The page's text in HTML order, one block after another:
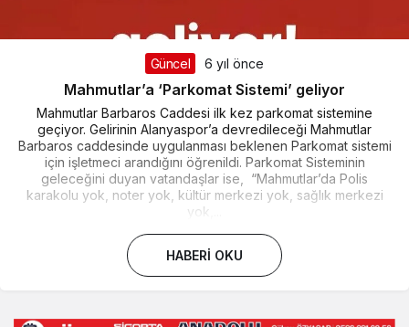
Güncel 6 yıl önce
Mahmutlar’a ‘Parkomat Sistemi’ geliyor
Mahmutlar Barbaros Caddesi ilk kez parkomat sistemine
geçiyor. Gelirinin Alanyaspor’a devredileceği Mahmutlar
Barbaros caddesinde uygulanması beklenen Parkomat sistemi
için işletmeci arandığını öğrenildi. Parkomat Sisteminin
geleceğini duyan vatandaşlar ise, “Mahmutlar’da Polis
karakolu yok, noter yok, kültür merkezi yok, sağlık merkezi
yok,...
HABERI OKU